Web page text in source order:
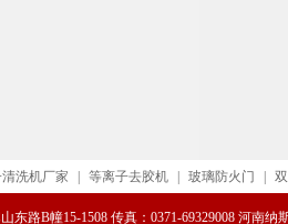
洗机厂家 等离子去胶机 玻璃防火门
路B幢15-1508 传真：0371-69329008 河南纳